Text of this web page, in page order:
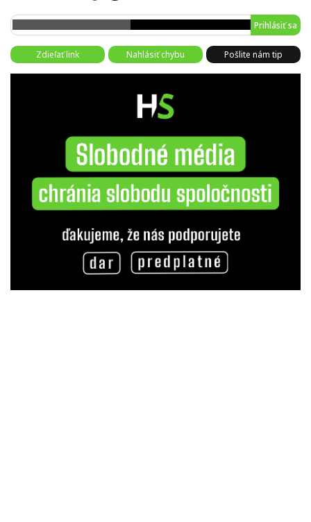
Prihlásiť sa
Zdieľať link Nahlásiť chybu Pošlite nám tip